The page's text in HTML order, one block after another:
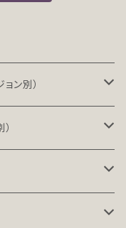
ン別）